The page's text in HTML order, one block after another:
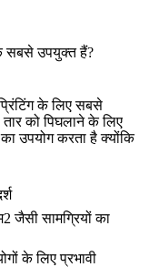
सबसे उपयुक्त हैं?
के लिए सबसे
को पिघलाने के लिए
उपयोग करता है क्योंकि
जैसी सामग्रियों का
के लिए प्रभावी